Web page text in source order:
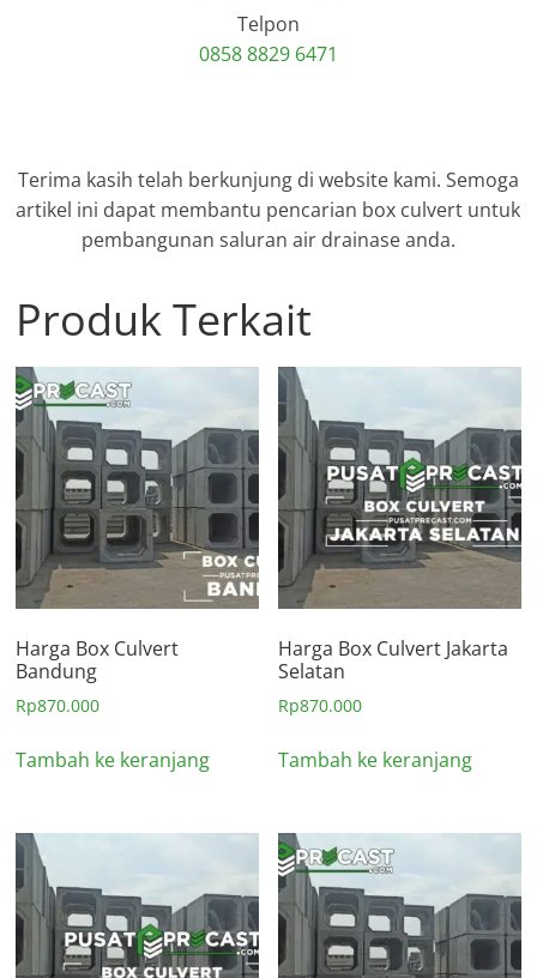
Telpon
0858 8829 6471
Terima kasih telah berkunjung di website kami. Semoga
artikel ini dapat membantu pencarian box culvert untuk
pembangunan saluran air drainase anda.
Produk Terkait
Harga Box Culvert
Bandung
Rp870.000
Tambah ke keranjang
Harga Box Culvert Jakarta
Selatan
Rp870.000
Tambah ke keranjang